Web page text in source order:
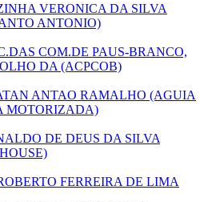
VERONICA DA SILVA
ANTONIO)
COM.DE PAUS-BRANCO,
DA (ACPCOB)
ANTAO RAMALHO (AGUIA
MOTORIZADA)
DE DEUS DA SILVA
FERREIRA DE LIMA